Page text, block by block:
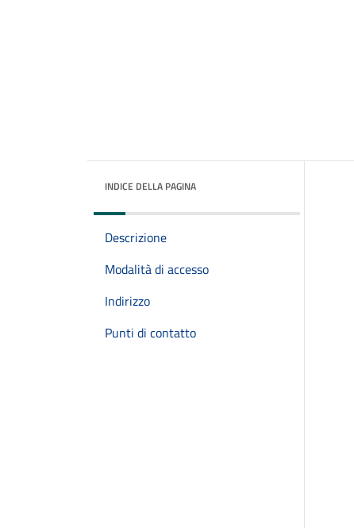
INDICE DELLA PAGINA
Descrizione
Modalità di accesso
Indirizzo
Punti di contatto